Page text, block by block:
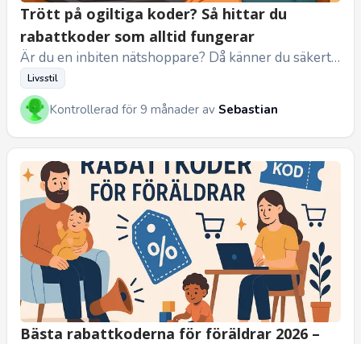
Trött på ogiltiga koder? Så hittar du
rabattkoder som alltid fungerar
Är du en inbiten nätshoppare? Då känner du säkert i
gen känslan: Du har hittat det perfekta plagget eller
prylen, lagt de...
Livsstil
Kontrollerad för 9 månader av Sebastian
Bästa rabattkoderna för föräldrar 2026 –